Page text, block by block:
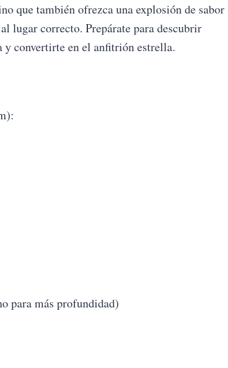
que también ofrezca una explosión de sabor
lugar correcto. Prepárate para descubrir
y convertirte en el anfitrión estrella.
para más profundidad)